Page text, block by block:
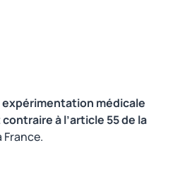
médicale
à l’article 55 de la